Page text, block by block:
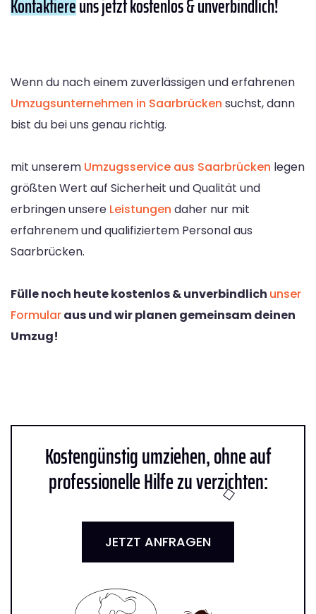
Wenn du nach einem zuverlässigen und erfahrenen
Umzugsunternehmen in Saarbrücken suchst, dann
bist du bei uns genau richtig.
mit unserem Umzugsservice aus Saarbrücken legen
größten Wert auf Sicherheit und Qualität und
erbringen unsere Leistungen daher nur mit
erfahrenem und qualifiziertem Personal aus
Saarbrücken.
Fülle noch heute kostenlos & unverbindlich unser
Formularaus und wir planen gemeinsam deinen
Umzug!
Kostengünstig umziehen, ohne auf
professionelle Hilfe zu verzichten:
JETZT ANFRAGEN